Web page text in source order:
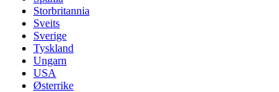
Storbritannia
Sveits
Sverige
Tyskland
Ungarn
USA
Østerrike